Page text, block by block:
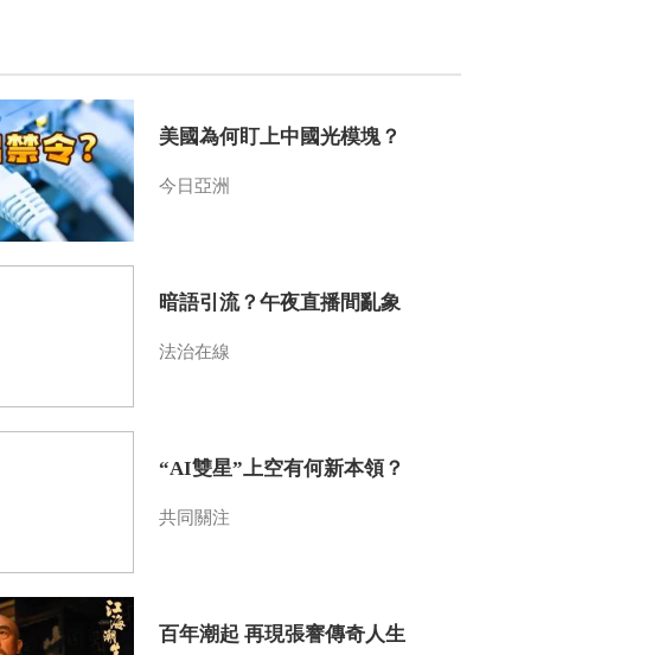
美國為何盯上中國光模塊？
今日亞洲
暗語引流？午夜直播間亂象
法治在線
“AI雙星”上空有何新本領？
共同關注
百年潮起 再現張謇傳奇人生